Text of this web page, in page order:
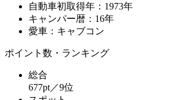
自動車初取得年：1973年
キャンパー暦：16年
愛車：キャブコン
ポイント数・ランキング
総合
677pt／9位